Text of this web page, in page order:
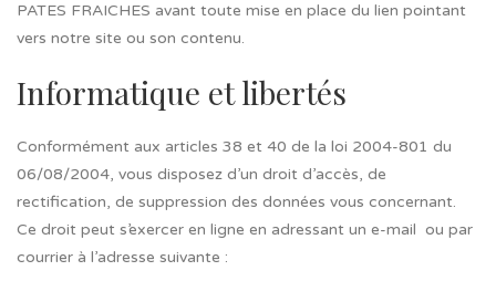
PATES FRAICHES avant toute mise en place du lien pointant
vers notre site ou son contenu.
Informatique et libertés
Conformément aux articles 38 et 40 de la loi 2004-801 du
06/08/2004, vous disposez d’un droit d’accès, de
rectification, de suppression des données vous concernant.
Ce droit peut s’exercer en ligne en adressant un e-mail ou par
courrier à l’adresse suivante :